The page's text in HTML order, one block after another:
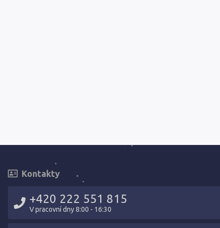
Kontakty
+420 222 551 815
V pracovní dny 8:00 - 16:30